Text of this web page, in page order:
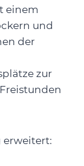
einem
und
der
zur
erweitert: